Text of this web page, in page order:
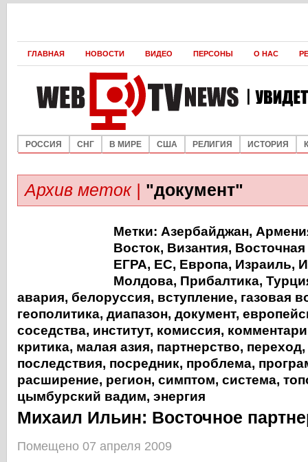
ГЛАВНАЯ НОВОСТИ ВИДЕО ПЕРСОНЫ О НАС
РОССИЯ СНГ В МИРЕ США РЕЛИГИЯ ИСТОРИЯ
Архив меток | "документ"
Метки: Азербайджан,
Восток, Византия,
ЕГРА, ЕС, Европа, Израиль,
Молдова, Прибалтика,
авария, белоруссия, вступление, газовая
геополитика, диапазон, документ,
соседства, институт, комиссия,
критика, малая азия, партнерство, переход,
последствия, посредник, проблема,
расширение, регион, симптом, система,
цымбурский вадим, энергия
Михаил Ильин: Восточное
Помещено 07 апреля 2009